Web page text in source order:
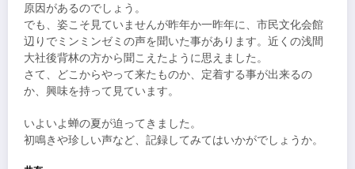
原因があるのでしょう。
でも、姿こそ見ていませんが昨年か一昨年に、市民文化会館
辺りでミンミンゼミの声を聞いた事があります。近くの浅間
大社後背林の方から聞こえたように思えました。
さて、どこからやって来たものか、定着する事が出来るの
か、興味を持って見ています。
いよいよ蝉の夏が迫ってきました。
初鳴きや珍しい声など、記録してみてはいかがでしょうか。